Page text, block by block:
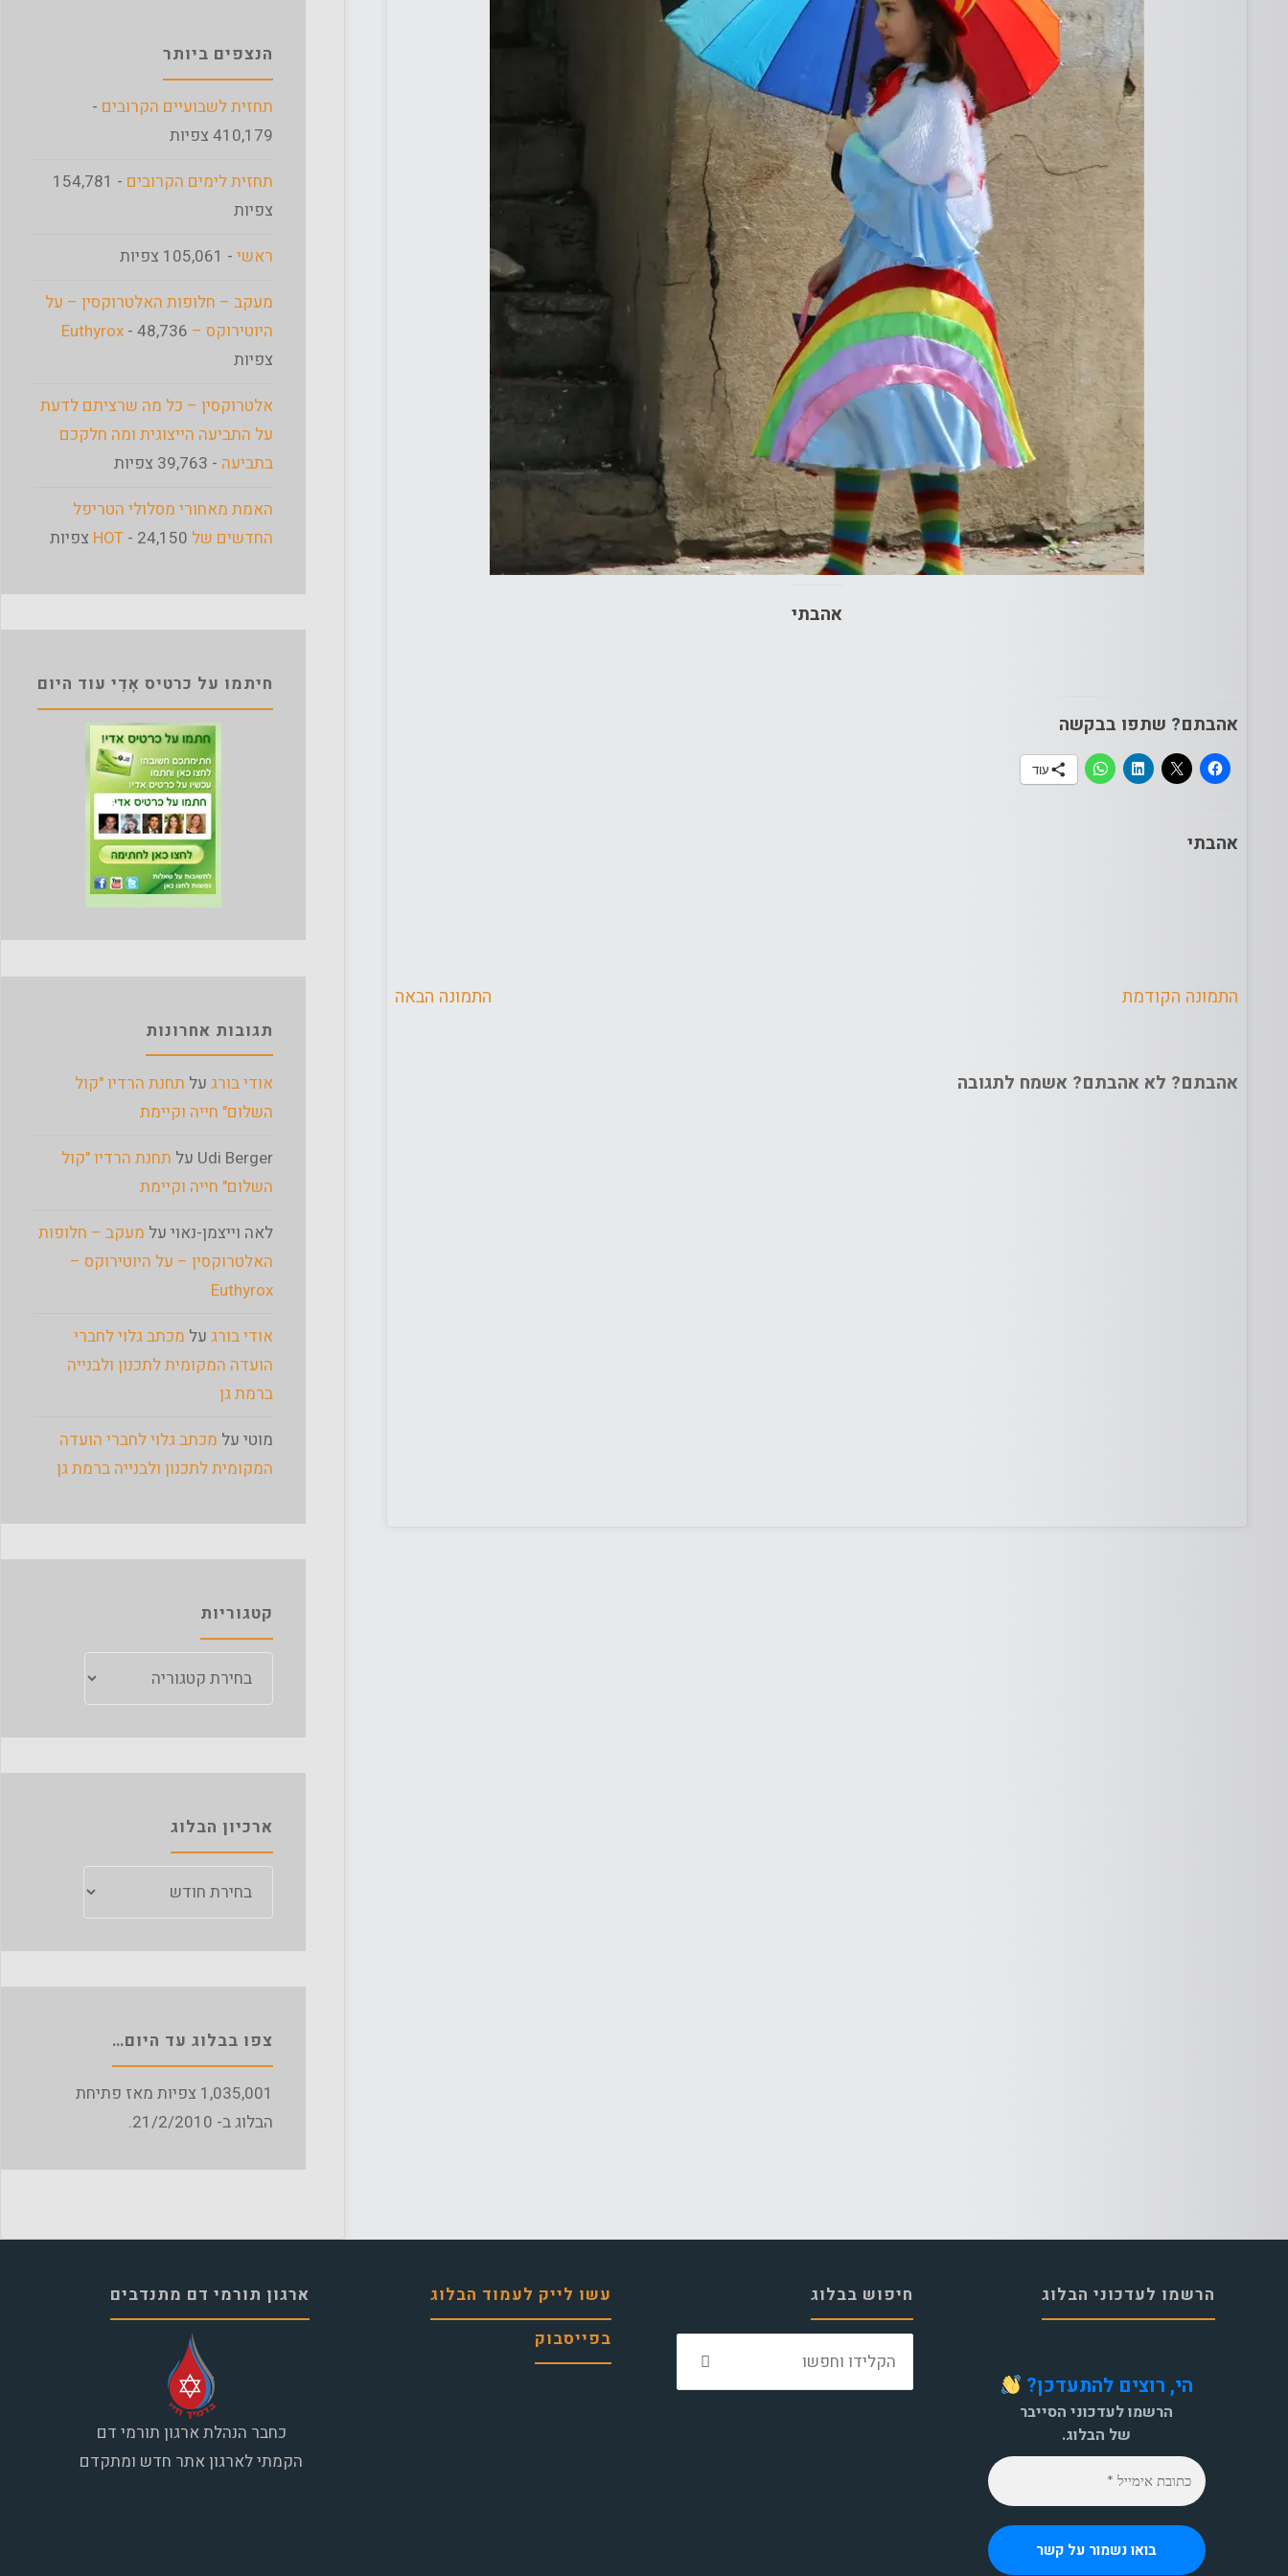
אהבתי
אהבתם? שתפו בבקשה
עוד
אהבתי
התמונה הקודמת התמונה הבאה
אהבתם? לא אהבתם? אשמח לתגובה
הנצפים ביותר
תחזית לשבועיים הקרובים -
410,179 צפיות
תחזית לימים הקרובים
- 154,781
צפיות
ראשי - 105,061 צפיות
מעקב – חלופות האלטרוקסין – על
היוטירוקס – Euthyrox - 48,736
צפיות
אלטרוקסין – כל מה שרציתם לדעת
על התביעה הייצוגית ומה חלקכם
בתביעה - 39,763 צפיות
האמת מאחורי מסלולי הטריפל
החדשים של HOT - 24,150 צפיות
חיתמו על כרטיס אָדִי עוד היום
תגובות אחרונות
אודי בורג על תחנת הרדיו "קול
השלום" חייה וקיימת
Udi Berger על תחנת הרדיו "קול
השלום" חייה וקיימת
לאה וייצמן-נאוי על מעקב – חלופות
האלטרוקסין – על היוטירוקס –
Euthyrox
אודי בורג על מכתב גלוי לחברי
הועדה המקומית לתכנון ולבנייה
ברמת גן
מוטי על מכתב גלוי לחברי הועדה
המקומית לתכנון ולבנייה ברמת גן
קטגוריות
ארכיון הבלוג
צפו בבלוג עד היום…
1,035,001 צפיות מאז פתיחת
הבלוג ב- 21/2/2010.
הרשמו לעדכוני הבלוג
הי, רוצים להתעדכן?
הרשמו לעדכוני הסייבר
של הבלוג.
חיפוש בבלוג
עשו לייק לעמוד הבלוג
בפייסבוק
ארגון תורמי דם מתנדבים
כחבר הנהלת ארגון תורמי דם
הקמתי לארגון אתר חדש ומתקדם